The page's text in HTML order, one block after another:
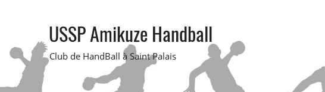
USSP Amikuze Handball
Club de HandBall à Saint Palais